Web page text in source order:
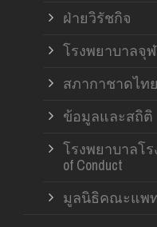
ฝ่ายวิรัชกิจ
โรงพยาบาลจุ
สภากาชาดไทย
ข้อมูลและสถิติ
โรงพยาบาลโ
of Conduct
มูลนิธิคณะแพ